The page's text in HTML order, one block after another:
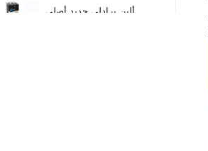
ألين برادلي جديد أصلي